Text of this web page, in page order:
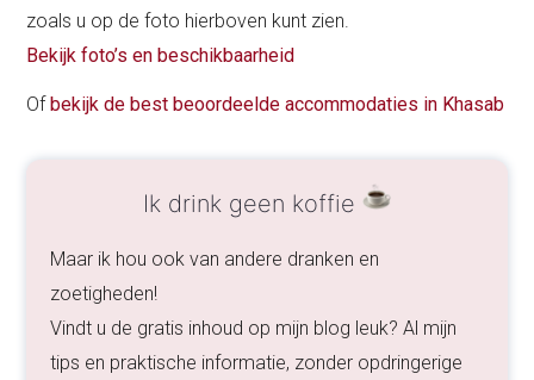
zoals u op de foto hierboven kunt zien.
Bekijk foto’s en beschikbaarheid
Of bekijk de best beoordeelde accommodaties in Khasab
Ik drink geen koffie
Maar ik hou ook van andere dranken en
zoetigheden!
Vindt u de gratis inhoud op mijn blog leuk? Al mijn
tips en praktische informatie, zonder opdringerige